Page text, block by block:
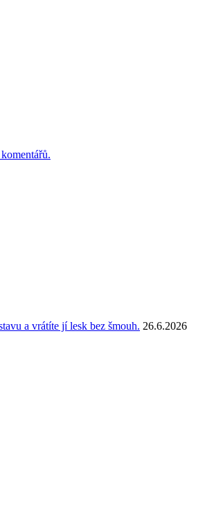
a vrátíte jí lesk bez šmouh. 26.6.2026